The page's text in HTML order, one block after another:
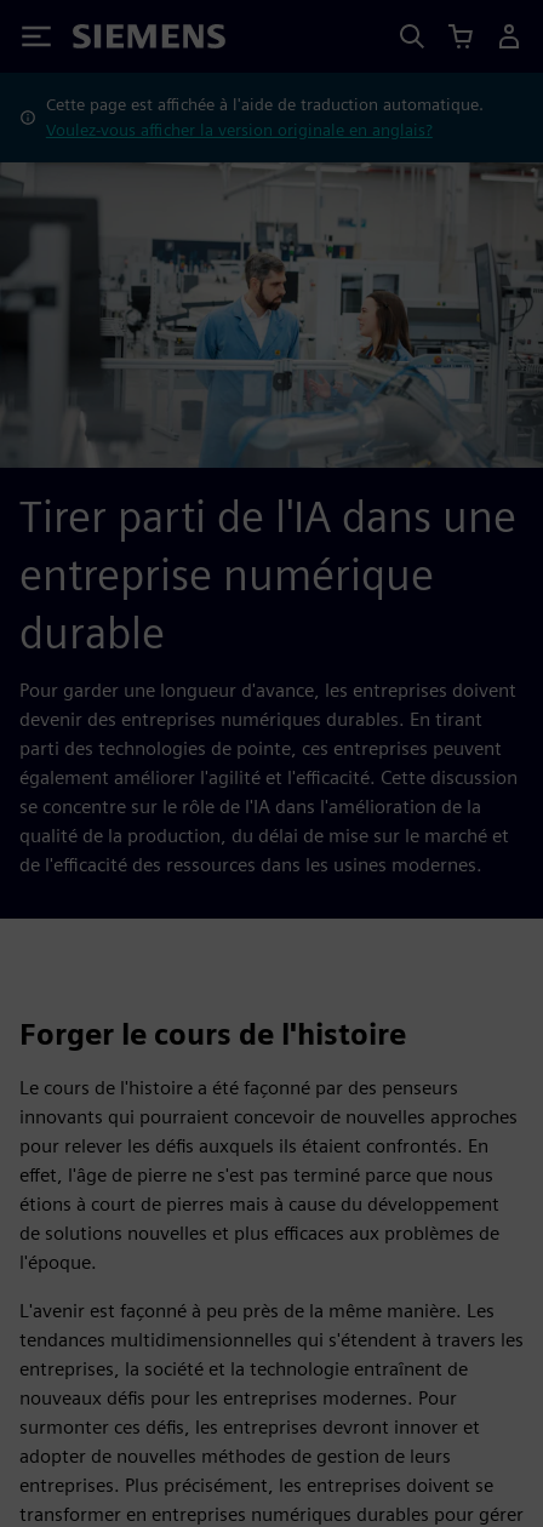
Siemens
Cette page est affichée à l'aide de traduction automatique.
Voulez-vous afficher la version originale en anglais?
Tirer parti de l'IA dans une
entreprise numérique
durable
Pour garder une longueur d'avance, les entreprises doivent
devenir des entreprises numériques durables. En tirant
parti des technologies de pointe, ces entreprises peuvent
également améliorer l'agilité et l'efficacité. Cette discussion
se concentre sur le rôle de l'IA dans l'amélioration de la
qualité de la production, du délai de mise sur le marché et
de l'efficacité des ressources dans les usines modernes.
Forger le cours de l'histoire
Le cours de l'histoire a été façonné par des penseurs
innovants qui pourraient concevoir de nouvelles approches
pour relever les défis auxquels ils étaient confrontés. En
effet, l'âge de pierre ne s'est pas terminé parce que nous
étions à court de pierres mais à cause du développement
de solutions nouvelles et plus efficaces aux problèmes de
l'époque.
L'avenir est façonné à peu près de la même manière. Les
tendances multidimensionnelles qui s'étendent à travers les
entreprises, la société et la technologie entraînent de
nouveaux défis pour les entreprises modernes. Pour
surmonter ces défis, les entreprises devront innover et
adopter de nouvelles méthodes de gestion de leurs
entreprises. Plus précisément, les entreprises doivent se
transformer en entreprises numériques durables pour gérer